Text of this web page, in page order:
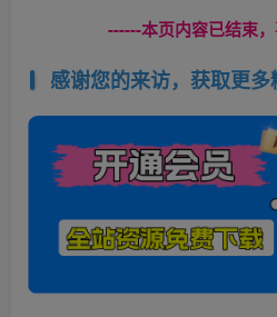
------本页内容已结束
感谢您的来访，获取更多